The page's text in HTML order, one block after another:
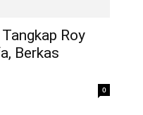
Roy
Berkas
0